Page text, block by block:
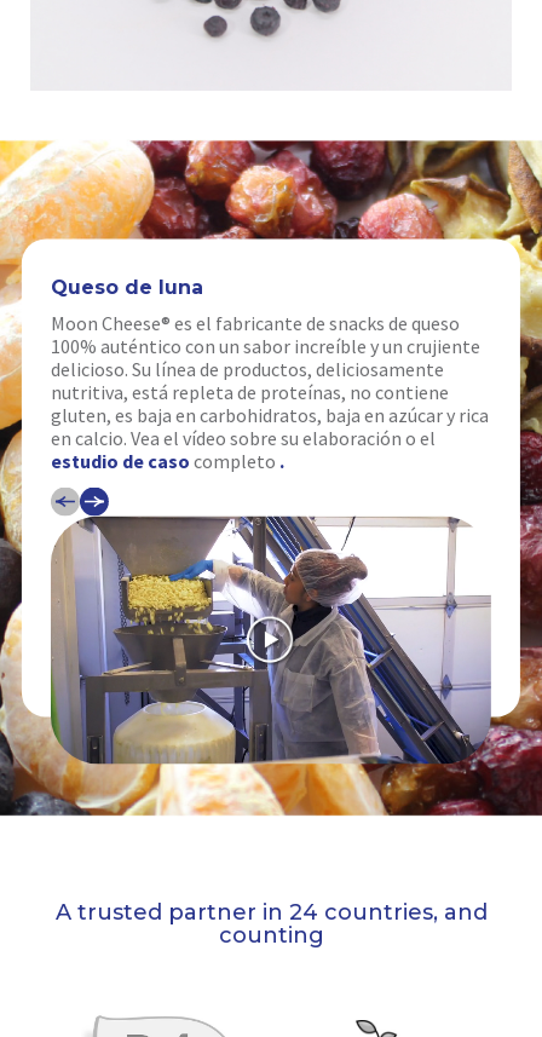
Queso de luna
Moon Cheese® es el fabricante de snacks de queso
100% auténtico con un sabor increíble y un crujiente
delicioso. Su línea de productos, deliciosamente
nutritiva, está repleta de proteínas, no contiene
gluten, es baja en carbohidratos, baja en azúcar y rica
en calcio. Vea el vídeo sobre su elaboración o el
estudio de caso completo .
A trusted partner in 24 countries, and
counting